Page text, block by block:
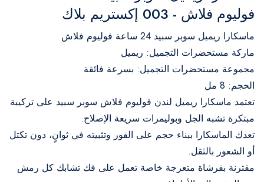
فوليوم فلاش - 003 إكستريم بلاك
ماسكارا ريميل سوبر سبيد 24 ساعة فوليوم فلاش
ماركة مستحضرات التجميل: ريميل
مجموعة مستحضرات التجميل: بسرعة فائقة
الحجم: 8 مل
تعتمد ماسكارا ريميل لندن فوليوم فلاش سوبر سبيد على تركيبة
مبتكرة تشبه الجل وبوليمرات سريعة الإصلاح.
تعدك الماسكارا ببناء حجم على الفور وتثبيته في ثوانٍ، دون تكتل
أو الشعور بالثقل.
مقترنة بفرشاة متعرجة خاصة تعمل على فك تشابك كل رمش